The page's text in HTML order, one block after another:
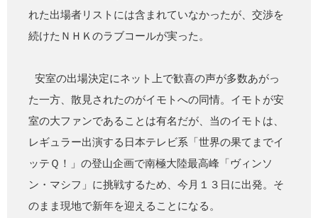
れた出場者リストには含まれていなかったが、交渉を
続けたＮＨＫのラブコールが実った。
安室の出場決定にネット上で歓喜の声が多数あがっ
た一方、散見されたのがイモトへの同情。イモトが安
室の大ファンであることは有名だが、当のイモトは、
レギュラー出演する日本テレビ系「世界の果てまでイ
ッテＱ！」の登山企画で南極大陸最高峰「ヴィンソ
ン・マシフ」に挑戦するため、今月１３日に出発。そ
のまま現地で新年を迎えることになる。